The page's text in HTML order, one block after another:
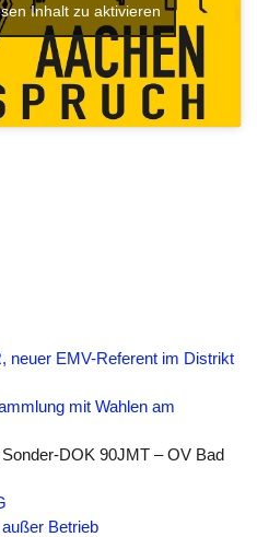
Inhalt zu aktivieren
neuer EMV-Referent im Distrikt
mit Wahlen am
DOK 90JMT – OV Bad
Betrieb